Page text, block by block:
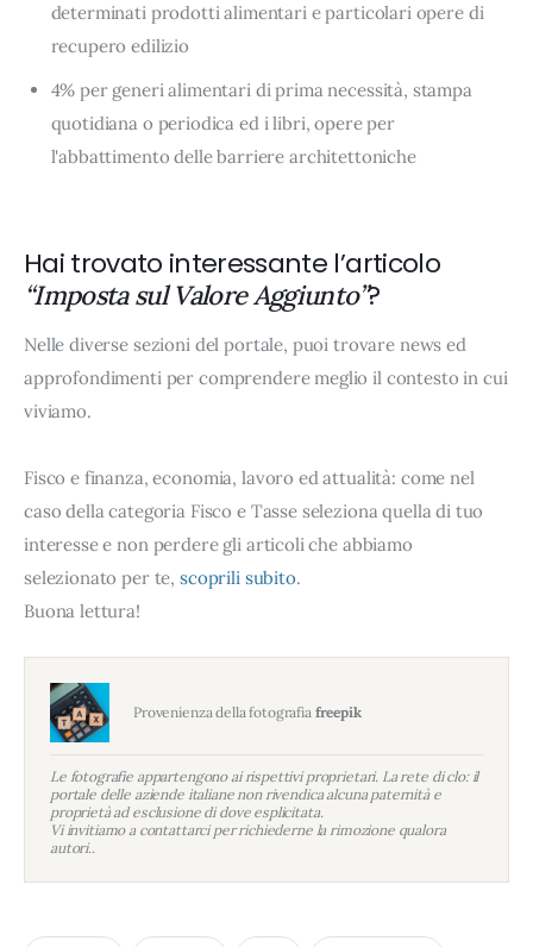
determinati prodotti alimentari e particolari opere di
recupero edilizio
4% per generi alimentari di prima necessità, stampa
quotidiana o periodica ed i libri, opere per
l'abbattimento delle barriere architettoniche
Hai trovato interessante l’articolo
“Imposta sul Valore Aggiunto”?
Nelle diverse sezioni del portale, puoi trovare news ed
approfondimenti per comprendere meglio il contesto in cui
viviamo.
Fisco e finanza, economia, lavoro ed attualità: come nel
caso della categoria Fisco e Tasse seleziona quella di tuo
interesse e non perdere gli articoli che abbiamo
selezionato per te, scoprili subito.
Buona lettura!
Provenienza della fotografia freepik
Le fotografie appartengono ai rispettivi proprietari. La rete di clo: il
portale delle aziende italiane non rivendica alcuna paternità e
proprietà ad esclusione di dove esplicitata.
Vi invitiamo a contattarci per richiederne la rimozione qualora
autori..